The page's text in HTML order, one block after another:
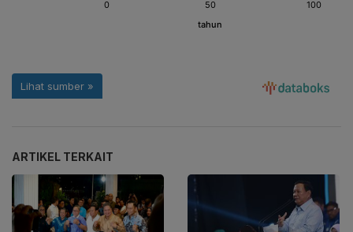
ARTIKEL TERKAIT